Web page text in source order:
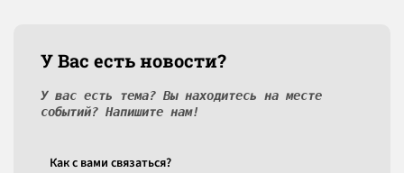
У Вас есть новости?
У вас есть тема? Вы находитесь на месте
событий? Напишите нам!
Как c вами связаться?